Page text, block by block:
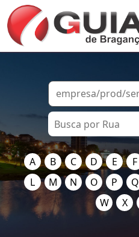
A B C D E F
L
M N O P Q
W
X